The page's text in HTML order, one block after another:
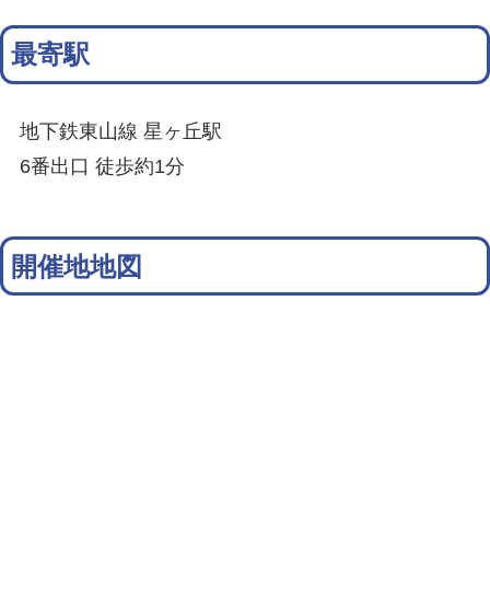
最寄駅
地下鉄東山線 星ヶ丘駅
6番出口 徒歩約1分
開催地地図